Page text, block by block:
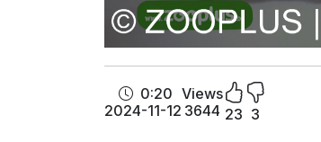
0:20
2024-11-12
Views
3644 23 3